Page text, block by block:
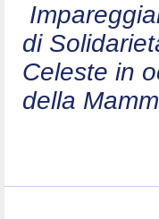
di
Celeste in
della